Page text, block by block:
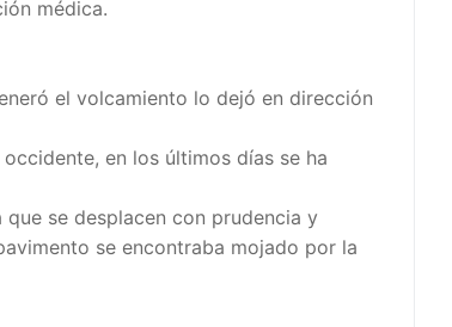
médica.
el volcamiento lo dejó en dirección
en los últimos días se ha
se desplacen con prudencia y
se encontraba mojado por la